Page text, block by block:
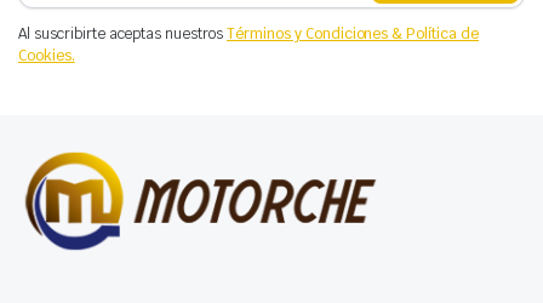
Al suscribirte aceptas nuestrosTérminos y Condiciones & Política de
Cookies.